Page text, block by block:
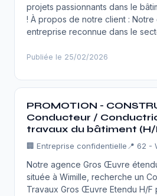
projets passionnants dans le
! À propos de notre client : Notre
entreprise reconnue dans le
Publiée le 25/02/2026
PROMOTION -
Conducteur /
travaux du bâtiment (H/
🏢 Entreprise confidentielle 📍 62 -
Notre agence Gros Œuvre
située à Wimille, recherche un
Travaux Gros Œuvre Etendu H/F